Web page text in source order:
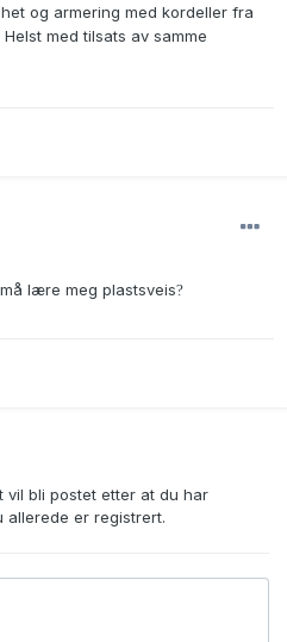
og armering med kordeller fra
med tilsats av samme
lære meg plastsveis?
vil bli postet etter at du har
allerede er registrert.